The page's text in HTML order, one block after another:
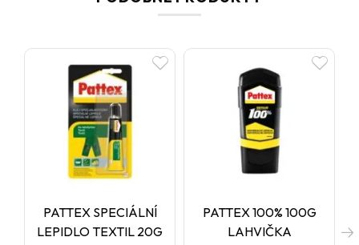
PATTEX SPECIÁLNÍ
LEPIDLO TEXTIL 20G
PATTEX 100% 100G
LAHVIČKA